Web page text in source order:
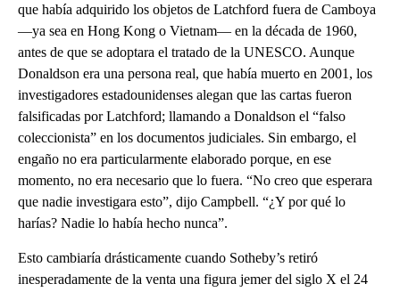
que había adquirido los objetos de Latchford fuera de Camboya
—ya sea en Hong Kong o Vietnam— en la década de 1960,
antes de que se adoptara el tratado de la UNESCO. Aunque
Donaldson era una persona real, que había muerto en 2001, los
investigadores estadounidenses alegan que las cartas fueron
falsificadas por Latchford; llamando a Donaldson el “falso
coleccionista” en los documentos judiciales. Sin embargo, el
engaño no era particularmente elaborado porque, en ese
momento, no era necesario que lo fuera. “No creo que esperara
que nadie investigara esto”, dijo Campbell. “¿Y por qué lo
harías? Nadie lo había hecho nunca”.
Esto cambiaría drásticamente cuando Sotheby’s retiró
inesperadamente de la venta una figura jemer del siglo X el 24